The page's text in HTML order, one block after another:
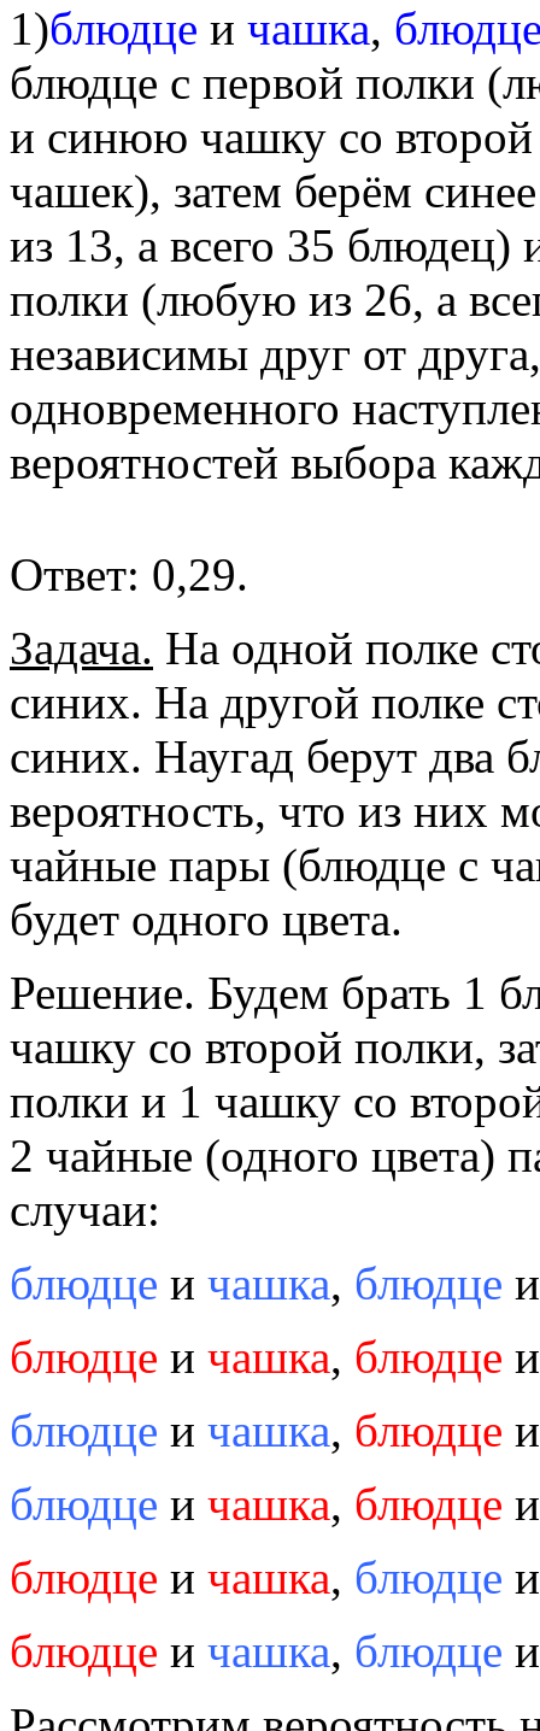
1)блюдце и чашка,
блюдце с первой полки
и синюю чашку со
чашек), затем берём
из 13, а всего 35
полки (любую из 26, а
независимы друг от
одновременного
вероятностей выбора
Ответ: 0,29.
Задача. На одной полке
синих. На другой полке
синих. Наугад берут два
вероятность, что из них
чайные пары (блюдце с
будет одного цвета.
Решение. Будем брать 1
чашку со второй полки,
полки и 1 чашку со
2 чайные (одного цвета)
случаи:
блюдце и чашка, блюдце
блюдце и чашка, блюдце
блюдце и чашка, блюдце
блюдце и чашка, блюдце
блюдце и чашка, блюдце
блюдце и чашка, блюдце